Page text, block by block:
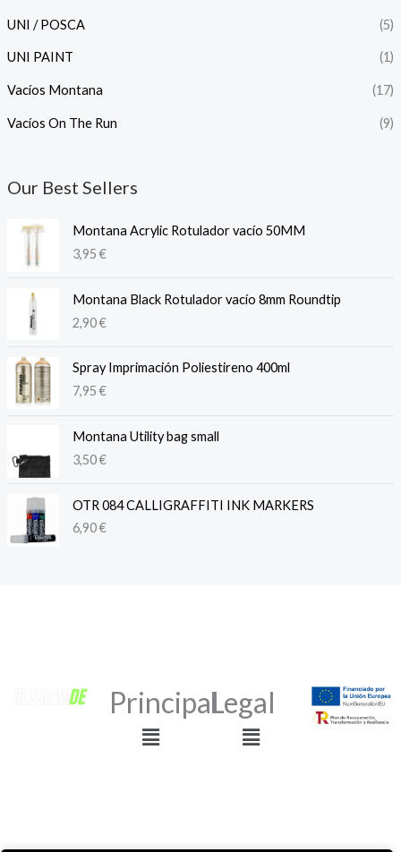
UNI / POSCA (5)
UNI PAINT (1)
Vacíos Montana (17)
Vacíos On The Run (9)
Our Best Sellers
Montana Acrylic Rotulador vacío 50MM
3,95€
Montana Black Rotulador vacío 8mm Roundtip
2,90€
Spray Imprimación Poliestireno 400ml
7,95€
Montana Utility bag small
3,50€
OTR 084 CALLIGRAFFITI INK MARKERS
6,90€
Principal
Menú
Legal
Menú